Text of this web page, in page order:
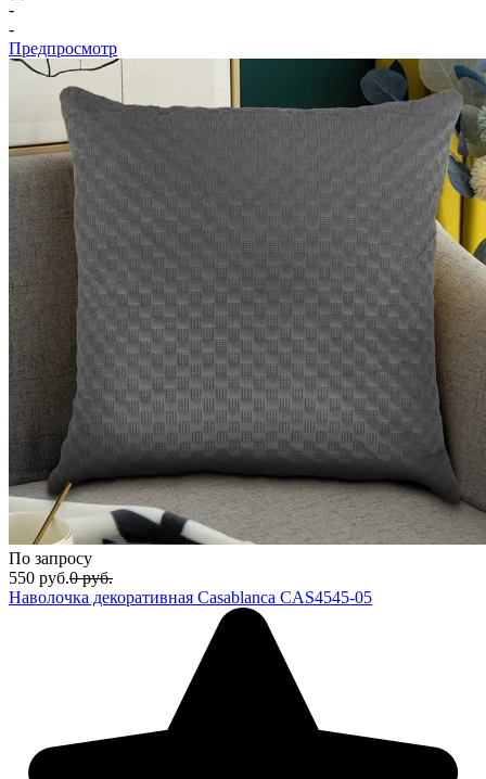
-
-
Предпросмотр
По запросу
550 руб.0 руб.
Наволочка декоративная Casablanca CAS4545-05